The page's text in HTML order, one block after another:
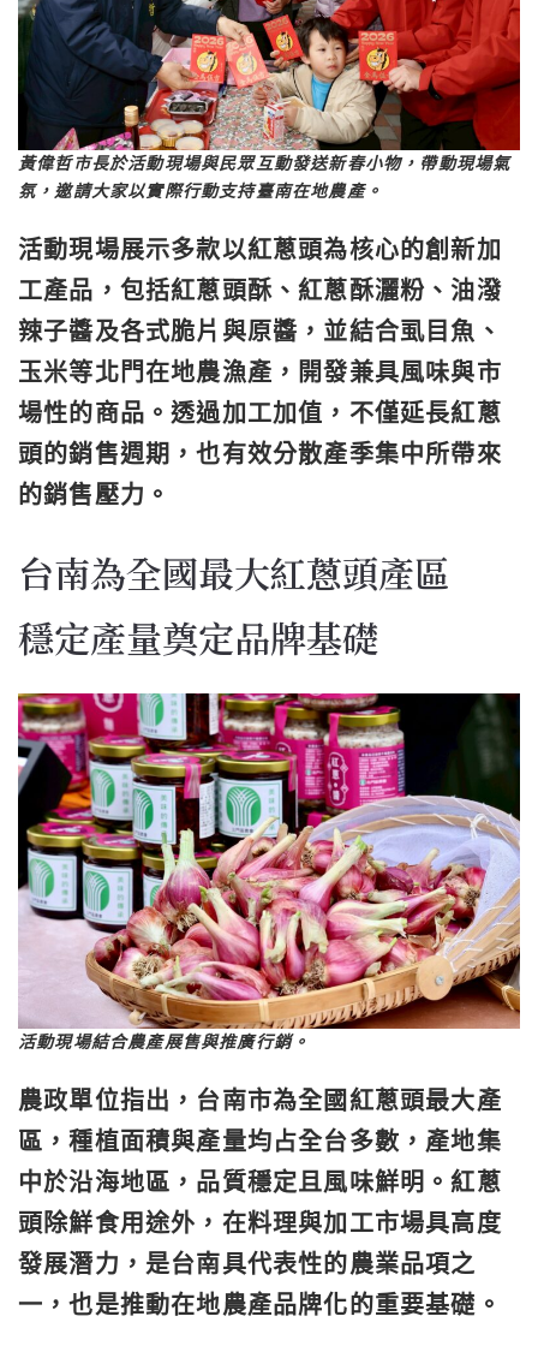
黃偉哲市長於活動現場與民眾互動發送新春小物，帶動現場氣
氛，邀請大家以實際行動支持臺南在地農產。
活動現場展示多款以紅蔥頭為核心的創新加
工產品，包括紅蔥頭酥、紅蔥酥灑粉、油潑
辣子醬及各式脆片與原醬，並結合虱目魚、
玉米等北門在地農漁產，開發兼具風味與市
場性的商品。透過加工加值，不僅延長紅蔥
頭的銷售週期，也有效分散產季集中所帶來
的銷售壓力。
台南為全國最大紅蔥頭產區
穩定產量奠定品牌基礎
活動現場結合農產展售與推廣行銷。
農政單位指出，台南市為全國紅蔥頭最大產
區，種植面積與產量均占全台多數，產地集
中於沿海地區，品質穩定且風味鮮明。紅蔥
頭除鮮食用途外，在料理與加工市場具高度
發展潛力，是台南具代表性的農業品項之
一，也是推動在地農產品牌化的重要基礎。